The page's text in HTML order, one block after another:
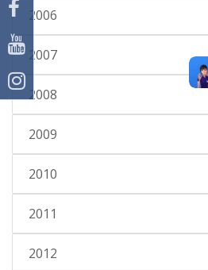
2006
2007
2008
2009
2010
2011
2012